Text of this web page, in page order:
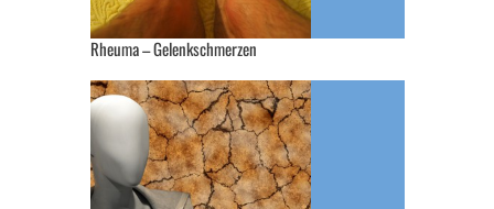
Rheuma – Gelenkschmerzen